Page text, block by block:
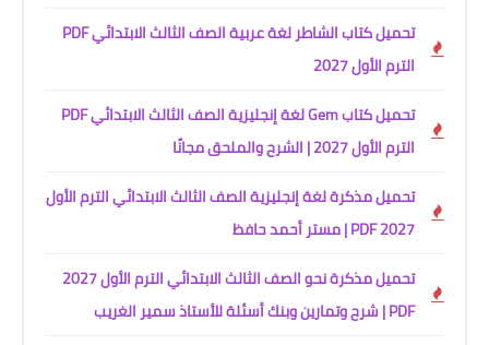
تحميل كتاب الشاطر لغة عربية الصف الثالث الابتدائي PDF
الترم الأول 2027
تحميل كتاب Gem لغة إنجليزية الصف الثالث الابتدائي PDF
الترم الأول 2027 | الشرح والملحق مجانًا
تحميل مذكرة لغة إنجليزية الصف الثالث الابتدائي الترم الأول
2027 PDF | مستر أحمد حافظ
تحميل مذكرة نحو الصف الثالث الابتدائي الترم الأول 2027
PDF | شرح وتمارين وبنك أسئلة للأستاذ سمير الغريب